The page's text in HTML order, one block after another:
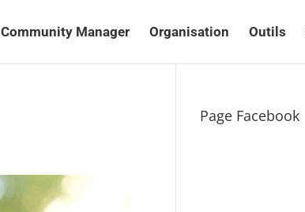
Community Manager Organisation Outils
Page Facebook